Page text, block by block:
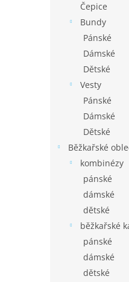
Čepice
Bundy
Pánské
Dámské
Dětské
Vesty
Pánské
Dámské
Dětské
Běžkařské
kombinézy
pánské
dámské
dětské
běžkařské
pánské
dámské
dětské